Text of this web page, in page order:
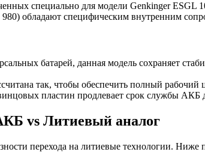
специально для модели Genkinger
обладают специфическим внутренним
батарей, данная модель сохраняет
так, чтобы обеспечить полный
пластин продлевает срок службы АКБ
vs Литиевый аналог
перехода на литиевые технологии.